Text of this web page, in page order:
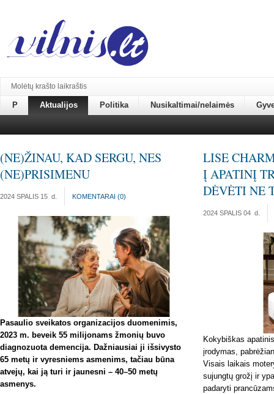
Molėtų krašto laikraštis
P Aktualijos Politika Nusikaltimai/nelaimės
(NE)ŽINAU, KAD SERGU, NES
(NE)PRISIMENU
2024 SPALIS 15 d. KOMENTARAI (0)
Pasaulio sveikatos organizacijos duomenimis,
2023 m. beveik 55 milijonams žmonių buvo
diagnozuota demencija. Dažniausiai ji išsivysto
65 metų ir vyresniems asmenims, tačiau būna
atvejų, kai ją turi ir jaunesni – 40–50 metų
asmenys.
LISE
Į APATINĮ
DĖVĖTI NE
2024 SPALIS 04 d.
Kokybiškas
įrodymas,
Visais laikais
sujungtų grožį ir
padaryti